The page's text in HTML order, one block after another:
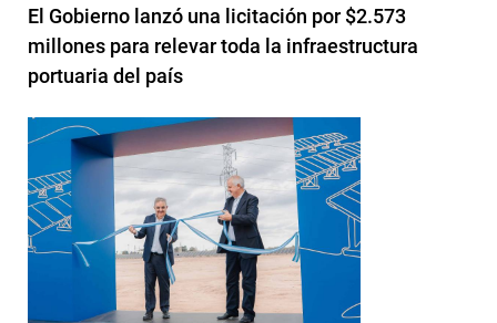
El Gobierno lanzó una licitación por $2.573
millones para relevar toda la infraestructura
portuaria del país